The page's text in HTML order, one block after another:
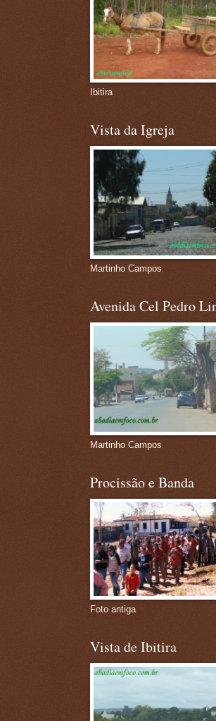
Ibitira
Vista da Igreja
Martinho Campos
Avenida Cel Pedro
Martinho Campos
Procissão e Banda
Foto antiga
Vista de Ibitira